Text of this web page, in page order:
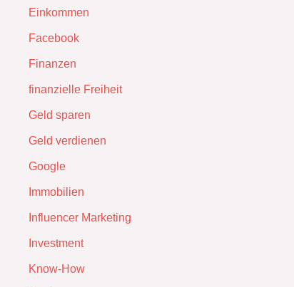
Einkommen
Facebook
Finanzen
finanzielle Freiheit
Geld sparen
Geld verdienen
Google
Immobilien
Influencer Marketing
Investment
Know-How